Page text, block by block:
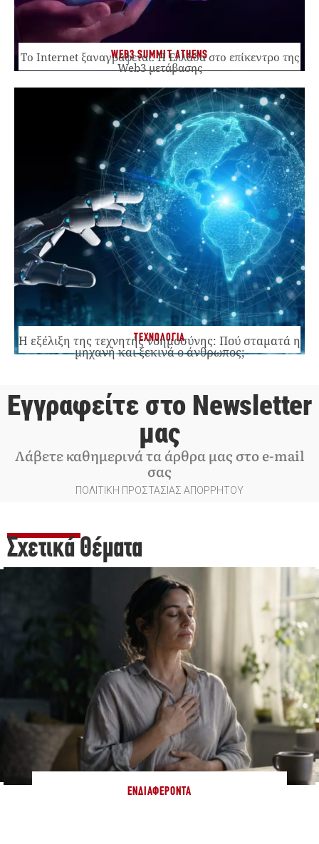
WEB3 SUMMIT ATHENS
Το Internet ξαναγράφεται. Η Ελλάδα στο επίκεντρο της
Web3 μετάβασης
ΤΕΧΝΟΛΟΓΙΑ
Η εξέλιξη της τεχνητής νοημοσύνης: Πού σταματά η
μηχανή και ξεκινά ο άνθρωπος;
Εγγραφείτε στο Newsletter
μας
Λάβετε καθημερινά τα άρθρα μας στο e-mail
σας
ΠΟΛΙΤΙΚΗ ΠΡΟΣΤΑΣΙΑΣ ΑΠΟΡΡΗΤΟΥ
Σχετικά Θέματα
ΕΝΔΙΑΦΈΡΟΝΤΑ